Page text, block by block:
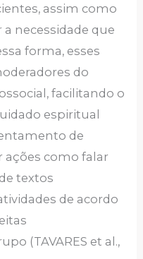
assim como
necessidade que
forma, esses
do
facilitando o
espiritual
de
ações como falar
textos
de acordo
(TAVARES et al.,